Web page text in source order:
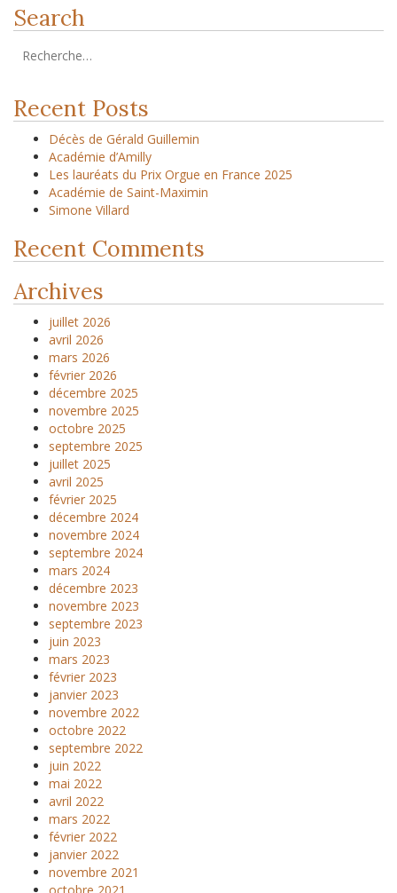
Search
Recent Posts
Décès de Gérald Guillemin
Académie d’Amilly
Les lauréats du Prix Orgue en France 2025
Académie de Saint-Maximin
Simone Villard
Recent Comments
Archives
juillet 2026
avril 2026
mars 2026
février 2026
décembre 2025
novembre 2025
octobre 2025
septembre 2025
juillet 2025
avril 2025
février 2025
décembre 2024
novembre 2024
septembre 2024
mars 2024
décembre 2023
novembre 2023
septembre 2023
juin 2023
mars 2023
février 2023
janvier 2023
novembre 2022
octobre 2022
septembre 2022
juin 2022
mai 2022
avril 2022
mars 2022
février 2022
janvier 2022
novembre 2021